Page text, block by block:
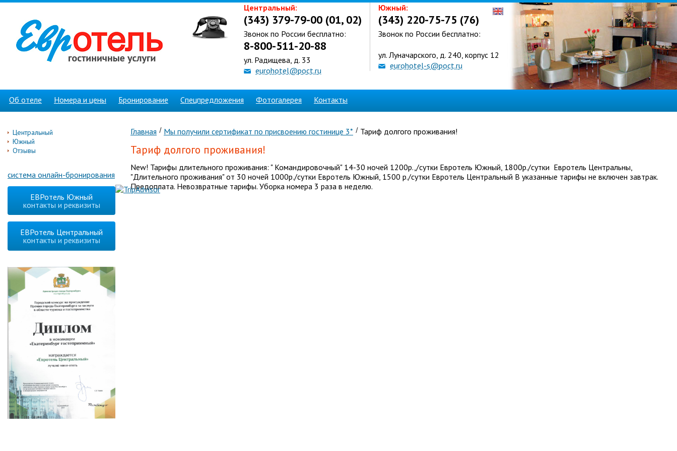
Об отеле Номера и цены Бронирование Спецпредложения Фотогалерея Контакты
Центральный:
(343) 379-79-00 (01, 02)
Звонок по России бесплатно:
8-800-511-20-88
ул. Радищева, д. 33
eurohotel@poct.ru
Южный:
(343) 220-75-75 (76)
Звонок по России бесплатно:
ул. Луначарского, д. 240, корпус 12
eurohotel-s@poct.ru
Центральный
Южный
Отзывы
система онлайн-бронирования
ЕВРотель Южный
контакты и реквизиты
ЕВРотель Центральный
контакты и реквизиты
Главная Мы получили сертификат по присвоению гостинице 3* Тариф долгого проживания!
Тариф долгого проживания!
New! Тарифы длительного проживания: " Командировочный" 14-30 ночей 1200р.,/сутки Евротель Южный, 1800р./сутки Евротель Центральны,
"Длительного проживания" от 30 ночей 1000р./сутки Евротель Южный, 1500 р./сутки Евротель Центральный В указанные тарифы не включен завтрак.
Предоплата. Невозвратные тарифы. Уборка номера 3 раза в неделю.